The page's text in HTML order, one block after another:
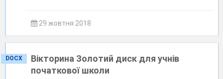
29 жовтня 2018
DOCX
Вікторина Золотий диск для учнів
початкової школи